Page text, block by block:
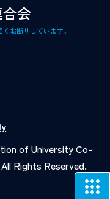
会
お断りしています。
of University Co-
Rights Reserved.